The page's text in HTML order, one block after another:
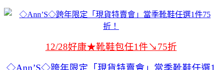
12/28好康★靴鞋包任1件↘75折
◇Ann’S◇跨年限定「現貨特賣會」當季靴鞋任選1